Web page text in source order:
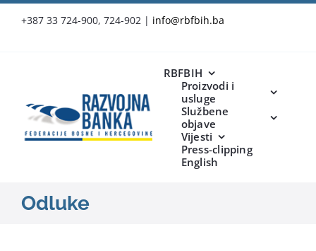
+387 33 724-900, 724-902 | info@rbfbih.ba
RBFBIH
Proizvodi i
usluge
Službene
objave
Vijesti
Press-clipping
English
Odluke